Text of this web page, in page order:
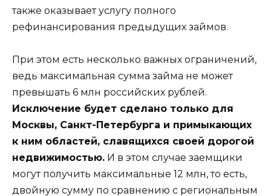
также оказывает услугу полного
рефинансирования предыдущих займов.
При этом есть несколько важных ограничений,
ведь максимальная сумма займа не может
превышать 6 млн российских рублей.
Исключение будет сделано только для
Москвы, Санкт-Петербурга и примыкающих
к ним областей, славящихся своей дорогой
недвижимостью. И в этом случае заемщики
могут получить максимальные 12 млн, то есть,
двойную сумму по сравнению с региональным